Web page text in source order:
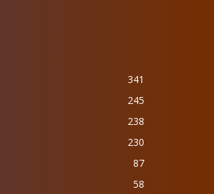
341
245
238
230
87
58